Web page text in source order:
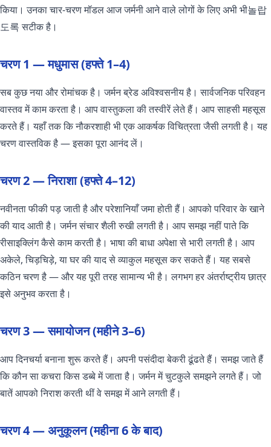
किया। उनका चार-चरण मॉडल आज जर्मनी आने वाले लोगों के लिए अभी भी놀랍
도록 सटीक है।
चरण 1 — मधुमास (हफ्ते 1–4)
सब कुछ नया और रोमांचक है। जर्मन ब्रेड अविश्वसनीय है। सार्वजनिक परिवहन
वास्तव में काम करता है। आप वास्तुकला की तस्वीरें लेते हैं। आप साहसी महसूस
करते हैं। यहाँ तक कि नौकरशाही भी एक आकर्षक विचित्रता जैसी लगती है। यह
चरण वास्तविक है — इसका पूरा आनंद लें।
चरण 2 — निराशा (हफ्ते 4–12)
नवीनता फीकी पड़ जाती है और परेशानियाँ जमा होती हैं। आपको परिवार के खाने
की याद आती है। जर्मन संचार शैली रुखी लगती है। आप समझ नहीं पाते कि
रीसाइक्लिंग कैसे काम करती है। भाषा की बाधा अपेक्षा से भारी लगती है। आप
अकेले, चिड़चिड़े, या घर की याद से व्याकुल महसूस कर सकते हैं। यह सबसे
कठिन चरण है — और यह पूरी तरह सामान्य भी है। लगभग हर अंतर्राष्ट्रीय छात्र
इसे अनुभव करता है।
चरण 3 — समायोजन (महीने 3–6)
आप दिनचर्या बनाना शुरू करते हैं। अपनी पसंदीदा बेकरी ढूंढते हैं। समझ जाते हैं
कि कौन सा कचरा किस डब्बे में जाता है। जर्मन में चुटकुले समझने लगते हैं। जो
बातें आपको निराश करती थीं वे समझ में आने लगती हैं।
चरण 4 — अनुकूलन (महीना 6 के बाद)